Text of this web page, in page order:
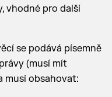
vhodné pro další
se podává písemně
(musí mít
musí obsahovat: